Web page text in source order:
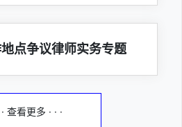
点争议律师实务专题
· 查看更多 · · ·